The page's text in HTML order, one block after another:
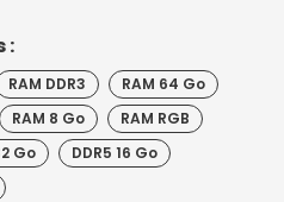
:
RAM DDR3
RAM 64 Go
RAM 8 Go
RAM RGB
Go
DDR5 16 Go